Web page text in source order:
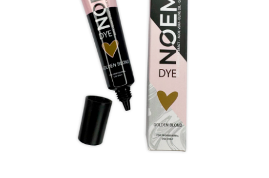
МАГАЗИН О НАС
ОБУЧЕНИЕ ДОСТАВКА
ОТЗЫВЫ